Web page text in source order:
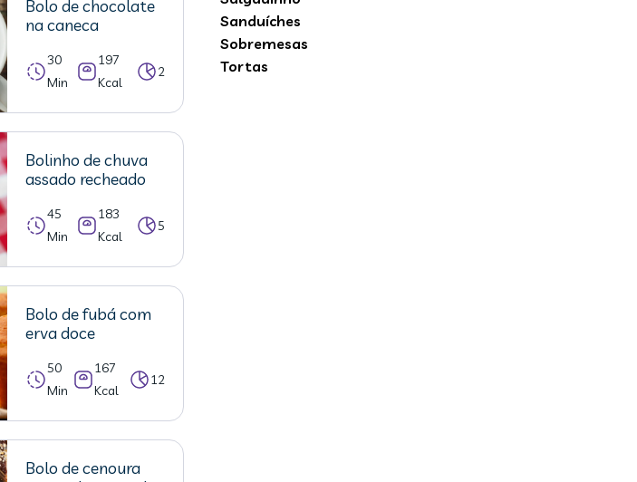
Bolo de chocolate
na caneca
30
Min
197
Kcal
2
Bolinho de chuva
assado recheado
45
Min
183
Kcal
5
Bolo de fubá com
erva doce
50
Min
167
Kcal
12
Bolo de cenoura
Sanduíches
Sobremesas
Tortas